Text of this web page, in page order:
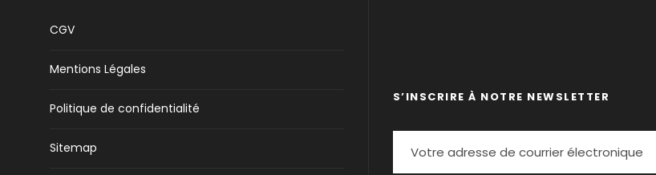
CGV
Mentions Légales
Politique de confidentialité
Sitemap
S’INSCRIRE À NOTRE NEWSLETTER